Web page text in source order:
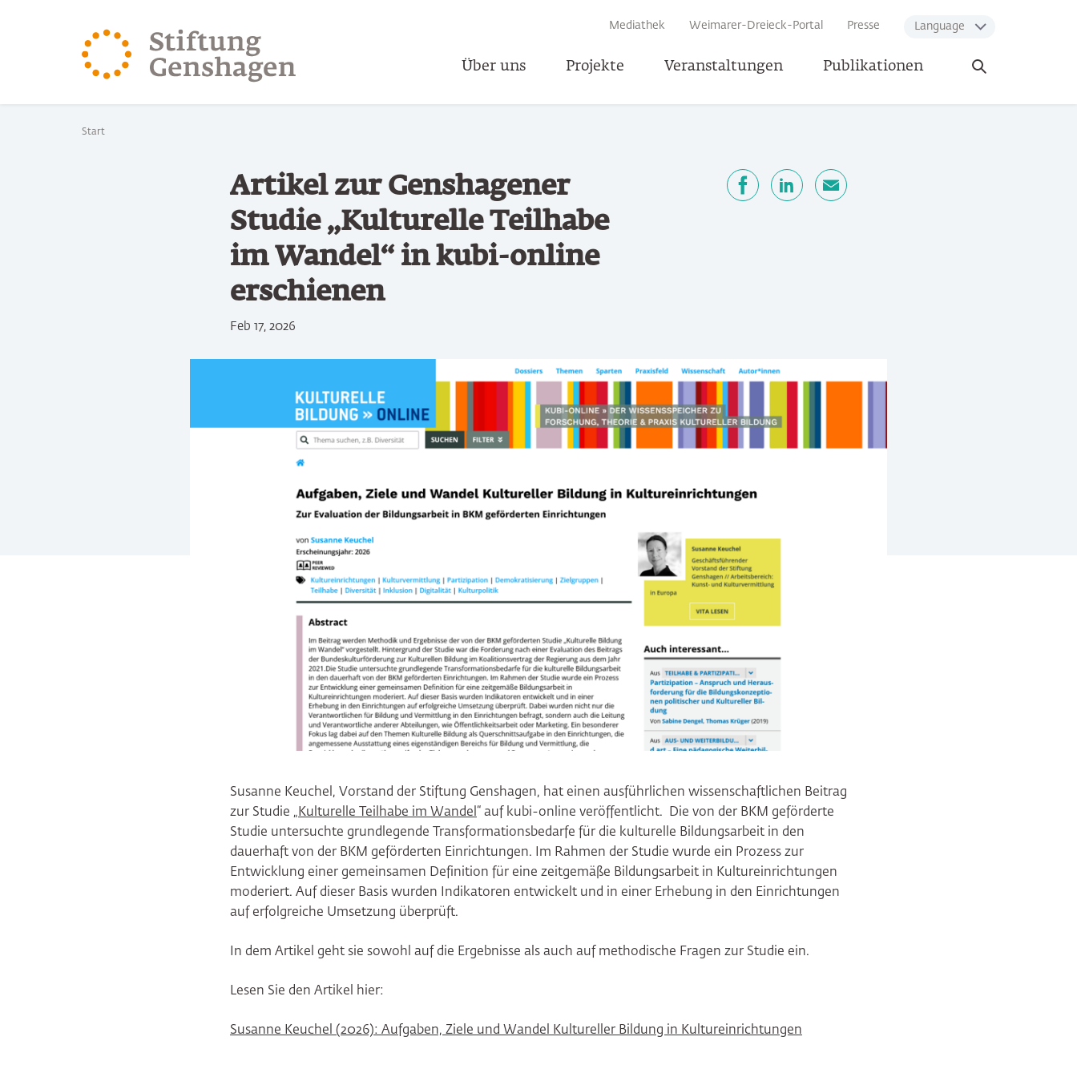
Mediathek Weimarer-Dreieck-Portal Presse Language
Über uns Projekte Veranstaltungen Publikationen
Suche
öffnen
Sie befinden sich hier:
Start
Artikel zur Genshagener
Studie „Kulturelle Teilhabe
im Wandel“ in kubi-online
erschienen
Feb 17, 2026
Susanne Keuchel, Vorstand der Stiftung Genshagen, hat einen ausführlichen wissenschaftlichen Beitrag
zur Studie „Kulturelle Teilhabe im Wandel“ auf kubi-online veröffentlicht. Die von der BKM geförderte
Studie untersuchte grundlegende Transformationsbedarfe für die kulturelle Bildungsarbeit in den
dauerhaft von der BKM geförderten Einrichtungen. Im Rahmen der Studie wurde ein Prozess zur
Entwicklung einer gemeinsamen Definition für eine zeitgemäße Bildungsarbeit in Kultureinrichtungen
moderiert. Auf dieser Basis wurden Indikatoren entwickelt und in einer Erhebung in den Einrichtungen
auf erfolgreiche Umsetzung überprüft.
In dem Artikel geht sie sowohl auf die Ergebnisse als auch auf methodische Fragen zur Studie ein.
Lesen Sie den Artikel hier:
Susanne Keuchel (2026): Aufgaben, Ziele und Wandel Kultureller Bildung in Kultureinrichtungen